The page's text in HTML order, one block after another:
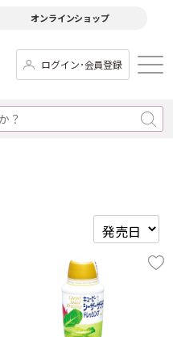
オンラインショップ
ログイン･会員登録